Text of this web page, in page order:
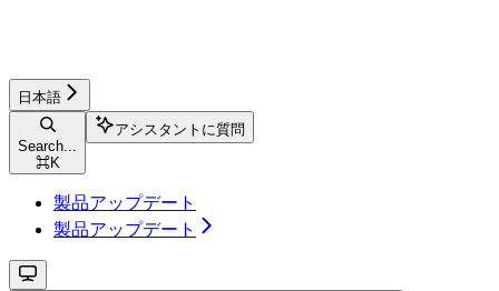
日本語
Search...
⌘K
アシスタントに質問
製品アップデート
製品アップデート